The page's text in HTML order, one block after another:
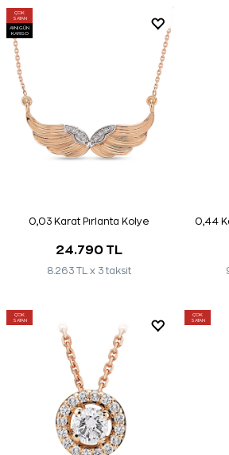
ÇOK
SATAN
AYNI GÜN
KARGO
0,03 Karat Pırlanta Kolye
24.790 TL
8.263 TL x 3 taksit
0,44
ÇOK
SATAN
ÇOK
SATAN